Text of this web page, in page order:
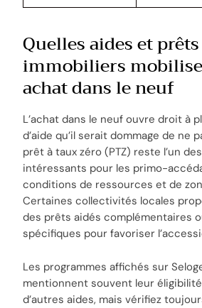
Quelles aides et prêts
immobiliers
achat dans le neuf
L’achat dans le neuf ouvre droit à
d’aide qu’il serait dommage de ne
prêt à taux zéro (PTZ) reste l’un
intéressants pour les primo-
conditions de ressources et de
Certaines collectivités locales
des prêts aidés complémentaires
spécifiques pour favoriser
Les programmes affichés sur
mentionnent souvent leur éligibilité
d’autres aides, mais vérifiez